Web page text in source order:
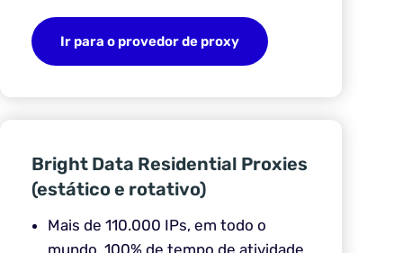
Ir para o provedor de proxy
Bright Data Residential Proxies
(estático e rotativo)
Mais de 110.000 IPs, em todo o
mundo, 100% de tempo de atividade